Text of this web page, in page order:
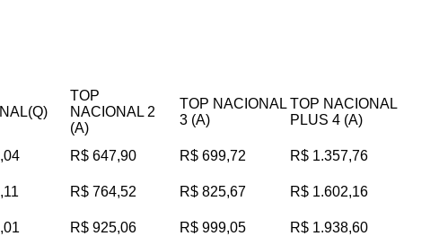
TOP
NACIONAL 2
(A)
TOP NACIONAL
3 (A)
TOP NACIONAL
PLUS 4 (A)
R$ 647,90 R$ 699,72
R$ 1.357,76
R$ 764,52 R$ 825,67
R$ 1.602,16
R$ 925,06 R$ 999,05
R$ 1.938,60